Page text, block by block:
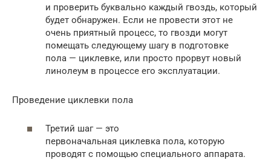
и проверить буквально каждый гвоздь, который
будет обнаружен. Если не провести этот не
очень приятный процесс, то гвозди могут
помещать следующему шагу в подготовке
пола — циклевке, или просто прорвут новый
линолеум в процессе его эксплуатации.
Проведение циклевки пола
Третий шаг — это
первоначальная циклевка пола, которую
проводят с помощью специального аппарата.